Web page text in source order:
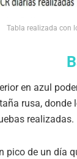
Tabla realizada con
en azul
rusa, donde
realizadas.
pico de un día